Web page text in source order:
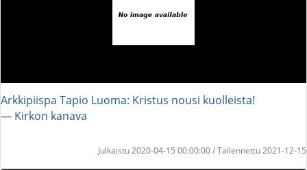
Arkkipiispa Tapio Luoma: Kristus nousi kuolleista!
― Kirkon kanava
Julkaistu 2020-04-15 00:00:00 / Tallennettu 2021-12-15